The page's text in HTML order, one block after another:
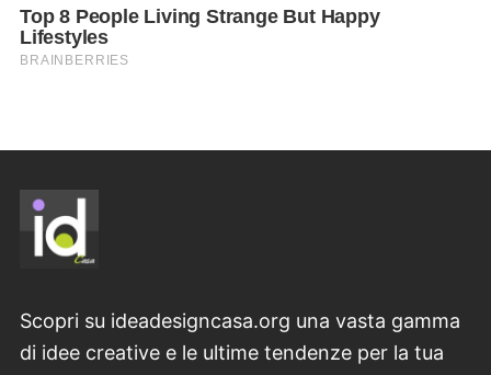
Scopri su ideadesigncasa.org una vasta gamma
di idee creative e le ultime tendenze per la tua